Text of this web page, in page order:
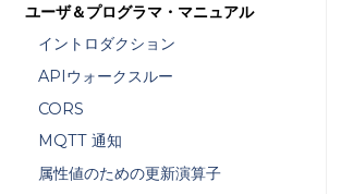
ユーザ＆プログラマ・マニュアル
イントロダクション
APIウォークスルー
CORS
MQTT 通知
属性値のための更新演算子